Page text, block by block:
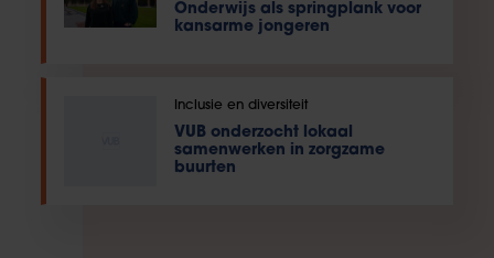
Onderwijs als springplank voor
kansarme jongeren
Inclusie en diversiteit
VUB onderzocht lokaal
samenwerken in zorgzame
buurten